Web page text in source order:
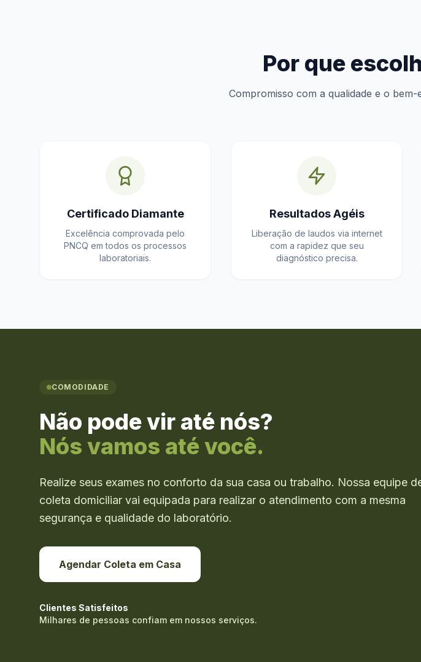
Por que
Compromisso com a qualidade e o
Certificado Diamante
Excelência comprovada pelo
PNCQ em todos os processos
laboratoriais.
Resultados Agéis
Liberação de laudos via internet
com a rapidez que seu
diagnóstico precisa.
COMODIDADE
Não pode vir até nós?
Nós vamos até você.
Realize seus exames no conforto da sua casa ou trabalho. Nossa equipe
coleta domiciliar vai equipada para realizar o atendimento com a mesma
segurança e qualidade do laboratório.
Agendar Coleta em Casa
Clientes Satisfeitos
Milhares de pessoas confiam em nossos serviços.